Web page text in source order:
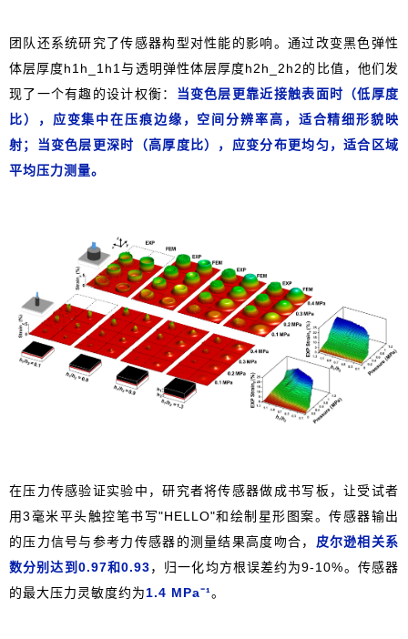
团队还系统研究了传感器构型对性能的影响。通过改变黑色弹性
体层厚度h1h_1h1与透明弹性体层厚度h2h_2h2的比值，他们发
现了一个有趣的设计权衡： 当变色层更靠近接触表面时（低厚度
比），应变集中在压痕边缘，空间分辨率高，适合精细形貌映
射；当变色层更深时（高厚度比），应变分布更均匀，适合区域
平均压力测量。
在压力传感验证实验中，研究者将传感器做成书写板，让受试者
用3毫米平头触控笔书写"HELLO"和绘制星形图案。传感器输出
的压力信号与参考力传感器的测量结果高度吻合， 皮尔逊相关系
数分别达到0.97和0.93，归一化均方根误差约为9-10%。传感器
的最大压力灵敏度约为1.4 MPa⁻¹。